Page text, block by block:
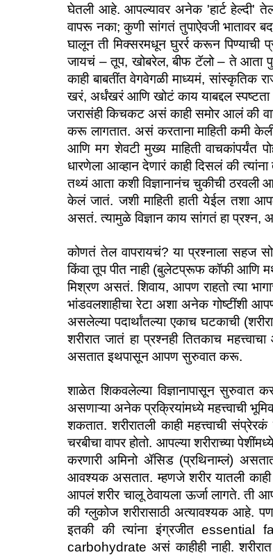
घेतली आहे. आपल्यावर अनेक 'हार्ट हेल्दी'
वापरू नका; कुणी सांगतं तुपाऐवजी भातावर
घालून ती मिक्सरमधून घुरर्र करून पिण्याची
जायचं – तूप, खोबरेल, बीफ टॅलो – ते आता
काही बाबतींत वेगवेगळी माध्यमं, सांस्कृतिक
खरं, अर्धंखरं आणि खोटं काय याबद्दल स्पष्टता
जरासंही किचकट असं काही समोर आलं की
करू लागतात. असं करताना माहिती कमी
आणि मग शेवटी मुख्य माहिती वाचकांपर्यंत
धारणेला आव्हान देणारं काही दिसलं की
तथ्यं आता कशी विज्ञानानंच चुकीची
केलं जातं. जशी माहिती हाती येईल तशा
असतं. त्यामुळे विज्ञान काय सांगतं हा प्रश्न,
कोणतं तेल वापरायचं? या प्रश्नाला सहज
किंवा तूप पीत नाही (बुलेटप्रूफ कॉफी आणि
मिश्रण असतं. शिवाय, आपण राहतो त्या
भांडवलशाहीचा रेटा अशा अनेक गोष्टींशी
असलेल्या पदार्थांतल्या एकाच घटकाची
शरीरात जातं हा प्रश्नही तितकाच
असतात इथपासून आपण सुरुवात करू.
शाळेत शिकवलेल्या विज्ञानापासून सुरुवात
असणाऱ्या अनेक प्रक्रियांमध्ये महत्त्वाची
शकतात. शरीरातली काही महत्त्वाची
चरबीचा वापर होतो. आपल्या शरीराच्या
करणारी अमिनो ॲसिड (प्रथिनाम्लं)
आवश्यक असतात. म्हणजे शरीर यातली
आपलं शरीर चालू ठेवायला ऊर्जा लागते. ती
की ग्लुकोज शरीरासाठी अत्यावश्यक आहे.
इतकी की त्यांना इंग्रजीत
carbohydrate असं काहीही नाही.